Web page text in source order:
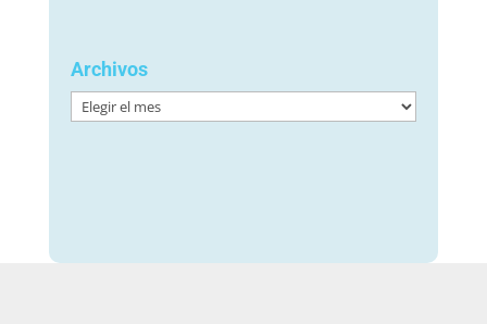
Archivos
Archivos